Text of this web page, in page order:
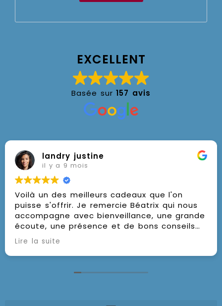
EXCELLENT
Basée sur157 avis
landry justine
il y a 9 mois
Voilà un des meilleurs cadeaux que l'on
puisse s'offrir. Je remercie Béatrix qui nous
accompagne avec bienveillance, une grande
écoute, une présence et de bons conseils
pour nous mettre sur la voie de la
méditation ou nous faire découvrir une
nouvelle façon de méditer. Mille mercis pour
Lire la suite